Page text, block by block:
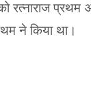
प्रथम
ने किया था।